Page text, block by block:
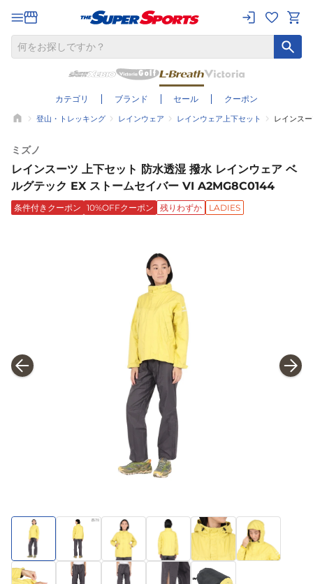
カテゴリ ブランド セール クーポン
登山・トレッキング レインウェア レインウェア上下セット レインス
ミズノ
レインスーツ 上下セット 防水透湿 撥水 レインウェア ベ
ルグテック EX ストームセイバー VI A2MG8C0144
条件付きクーポン 10%OFFクーポン 残りわずか LADIES